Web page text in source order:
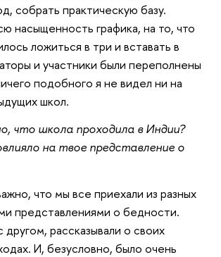
собрать практическую базу.
насыщенность графика, на то, что
ложиться в три и вставать в
и участники были переполнены
подобного я не видел ни на
школ.
что школа проходила в Индии?
на твое представление о
что мы все приехали из разных
представлениями о бедности.
рассказывали о своих
И, безусловно, было очень